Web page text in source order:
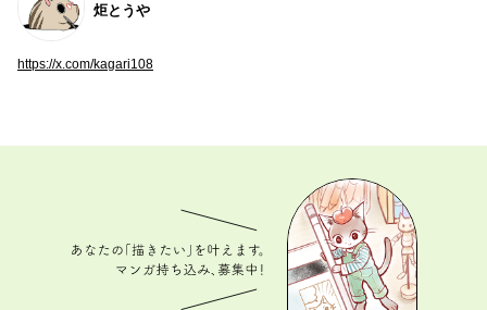
炬とうや
https://x.com/kagari108
あなたの「描きたい」を叶えます。 マンガ持ち込
み、募集中！